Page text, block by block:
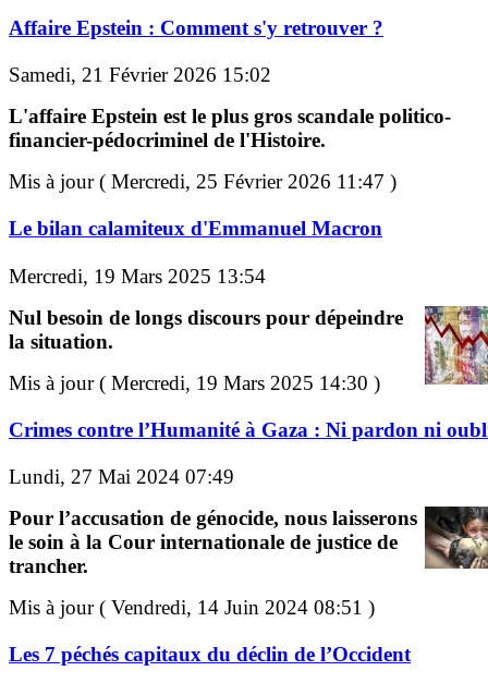
Affaire Epstein : Comment s'y retrouver ?
Samedi, 21 Février 2026 15:02
L'affaire Epstein est le plus gros scandale politico-
financier-pédocriminel de l'Histoire.
Mis à jour ( Mercredi, 25 Février 2026 11:47 )
Le bilan calamiteux d'Emmanuel Macron
Mercredi, 19 Mars 2025 13:54
Nul besoin de longs discours pour dépeindre
la situation.
Mis à jour ( Mercredi, 19 Mars 2025 14:30 )
Crimes contre l’Humanité à Gaza : Ni pardon ni
Lundi, 27 Mai 2024 07:49
Pour l’accusation de génocide, nous laisserons
le soin à la Cour internationale de justice de
trancher.
Mis à jour ( Vendredi, 14 Juin 2024 08:51 )
Les 7 péchés capitaux du déclin de l’Occident